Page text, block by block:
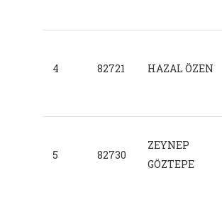
4 82721 HAZAL ÖZEN
5 82730
ZEYNEP
GÖZTEPE